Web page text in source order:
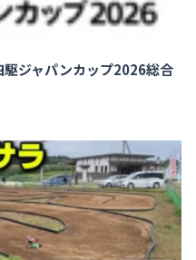
ジャパンカップ2026総合